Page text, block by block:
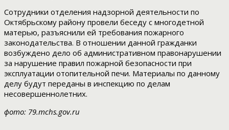
Сотрудники отделения надзорной деятельности по
Октябрьскому району провели беседу с многодетной
матерью, разъяснили ей требования пожарного
законодательства. В отношении данной гражданки
возбуждено дело об административном правонарушении
за нарушение правил пожарной безопасности при
эксплуатации отопительной печи. Материалы по данному
делу будут переданы в инспекцию по делам
несовершеннолетних.
фото: 79.mchs.gov.ru